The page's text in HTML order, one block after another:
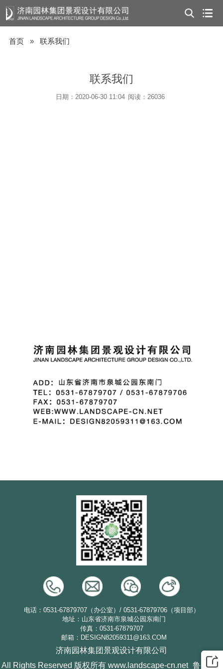
首页 » 联系我们
联系我们
日期：2020-06-30 11:04 阅读：26036
电话：0531-67879707（办公室）/ 0531-67879706（项目部）
地址：山东省济南市泉城公园东南门
传真：0531-67879707
邮箱：DESIGN82059311@163.COM
济南园林集团景观设计有限公司
All Rights Reserved 版权所有 www.landscape-cn.net 鲁ICP备